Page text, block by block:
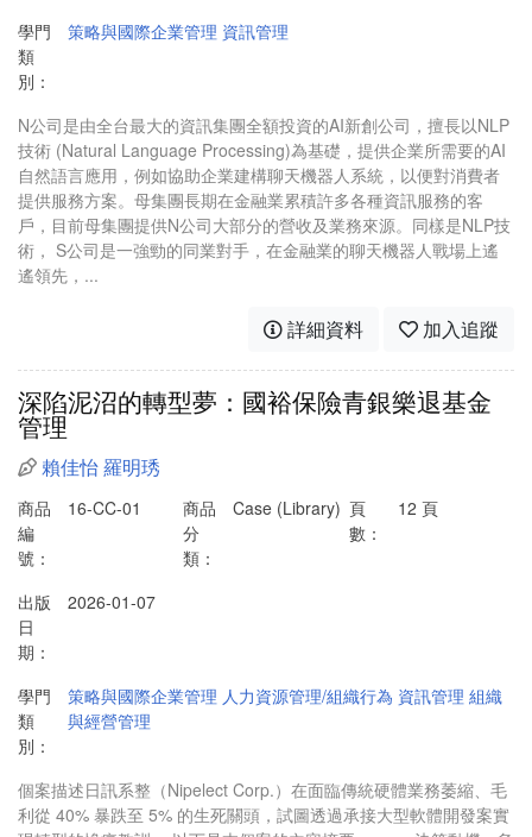
學門
類
別：
策略與國際企業管理 資訊管理
N公司是由全台最大的資訊集團全額投資的AI新創公司，擅長以NLP
技術 (Natural Language Processing)為基礎，提供企業所需要的AI
自然語言應用，例如協助企業建構聊天機器人系統，以便對消費者
提供服務方案。母集團長期在金融業累積許多各種資訊服務的客
戶，目前母集團提供N公司大部分的營收及業務來源。同樣是NLP技
術， S公司是一強勁的同業對手，在金融業的聊天機器人戰場上遙
遙領先，...
詳細資料 加入追蹤
深陷泥沼的轉型夢：國裕保險青銀樂退基金
管理
賴佳怡羅明琇
商品
編
號：
16-CC-01
商品
分
類：
Case (Library) 頁
數：
12 頁
出版
日
期：
2026-01-07
學門
類
別：
策略與國際企業管理 人力資源管理/組織行為 資訊管理 組織
與經營管理
個案描述日訊系整（Nipelect Corp.）在面臨傳統硬體業務萎縮、毛
利從 40% 暴跌至 5% 的生死關頭，試圖透過承接大型軟體開發案實